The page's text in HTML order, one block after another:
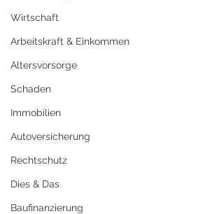
Wirtschaft
Arbeitskraft & Einkommen
Altersvorsorge
Schaden
Immobilien
Autoversicherung
Rechtschutz
Dies & Das
Baufinanzierung